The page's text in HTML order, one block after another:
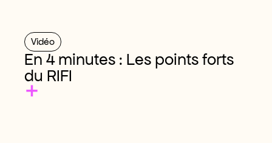
Vidéo
En 4 minutes : Les points forts
du RIFI
+